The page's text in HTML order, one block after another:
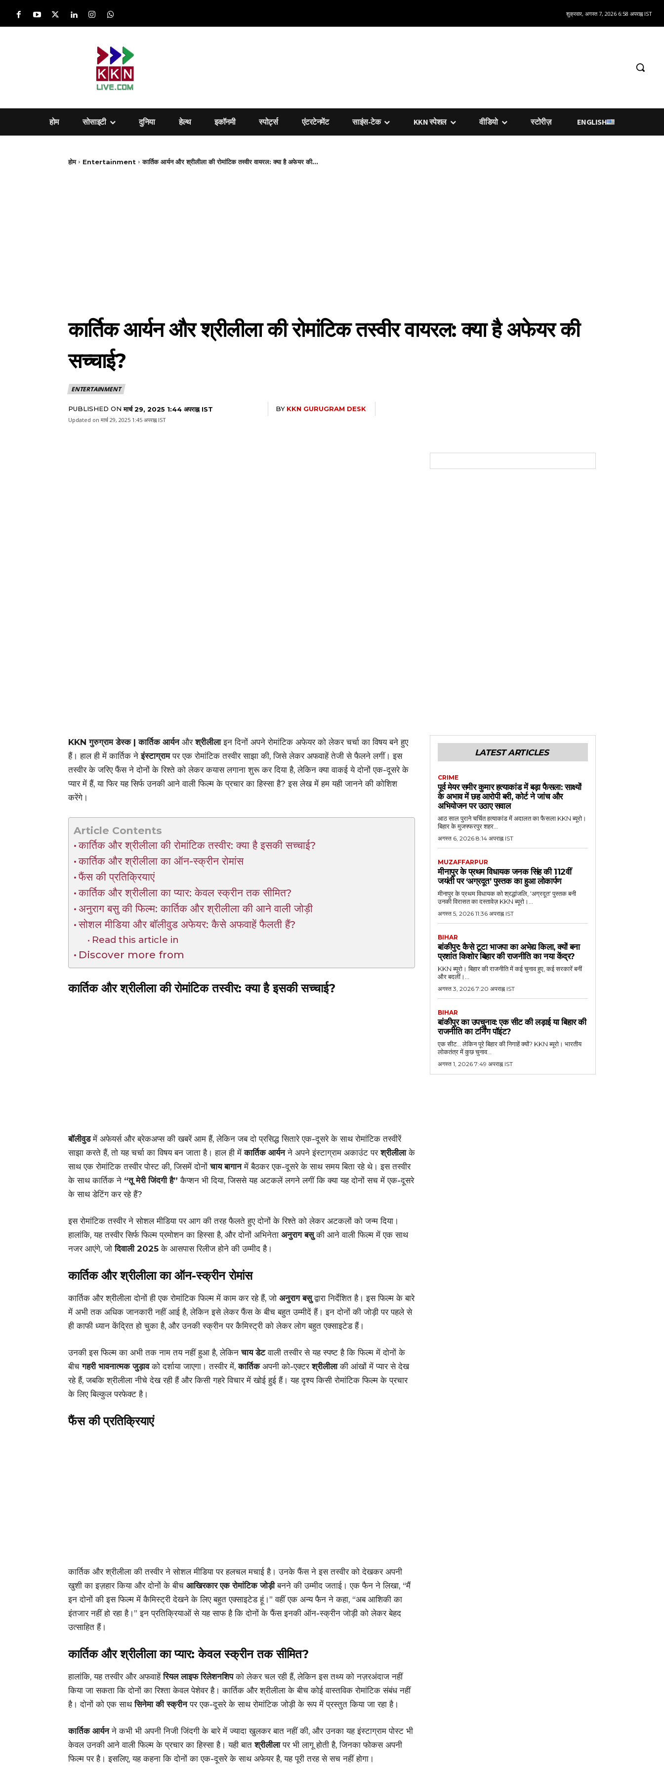
शुक्रवार, अगस्त 7, 2026 6:58 अपराह्न IST
होम सोसाइटी दुनिया हेल्‍थ इकॉनमी स्पोर्ट्स एंटरटेनमेंट साइंस-टेक KKN स्पेशल वीडियो स्टोरीज़ ENGLISH
होम Entertainment कार्तिक आर्यन और श्रीलीला की रोमांटिक तस्वीर वायरल: क्या है अफेयर की...
कार्तिक आर्यन और श्रीलीला की रोमांटिक तस्वीर वायरल: क्या है अफेयर की
सच्चाई?
ENTERTAINMENT
PUBLISHED ON मार्च 29, 2025 1:44 अपराह्न IST BY KKN GURUGRAM DESK
Updated on मार्च 29, 2025 1:45 अपराह्न IST
KKN गुरुग्राम डेस्क | कार्तिक आर्यनऔरश्रीलीलाइन दिनों अपने रोमांटिक अफेयर को लेकर चर्चा का विषय बने हुए
हैं। हाल ही में कार्तिक नेइंस्टाग्रामपर एक रोमांटिक तस्वीर साझा की, जिसे लेकर अफवाहें तेजी से फैलने लगीं। इस
तस्वीर के जरिए फैंस ने दोनों के रिश्ते को लेकर कयास लगाना शुरू कर दिया है, लेकिन क्या वाकई ये दोनों एक-दूसरे के
प्यार में हैं, या फिर यह सिर्फ उनकी आने वाली फिल्म के प्रचार का हिस्सा है? इस लेख में हम यही जानने की कोशिश
करेंगे।
Article Contents
कार्तिक और श्रीलीला की रोमांटिक तस्वीर: क्या है इसकी सच्चाई?
कार्तिक और श्रीलीला का ऑन-स्क्रीन रोमांस
फैंस की प्रतिक्रियाएं
कार्तिक और श्रीलीला का प्यार: केवल स्क्रीन तक सीमित?
अनुराग बसु की फिल्म: कार्तिक और श्रीलीला की आने वाली जोड़ी
सोशल मीडिया और बॉलीवुड अफेयर: कैसे अफवाहें फैलती हैं?
Read this article in
Discover more from
कार्तिक और श्रीलीला की रोमांटिक तस्वीर: क्या है इसकी सच्चाई?
बॉलीवुडमें अफेयर्स और ब्रेकअप्स की खबरें आम हैं, लेकिन जब दो प्रसिद्ध सितारे एक-दूसरे के साथ रोमांटिक तस्वीरें
साझा करते हैं, तो यह चर्चा का विषय बन जाता है। हाल ही मेंकार्तिक आर्यनने अपने इंस्टाग्राम अकाउंट परश्रीलीलाके
साथ एक रोमांटिक तस्वीर पोस्ट की, जिसमें दोनोंचाय बागानमें बैठकर एक-दूसरे के साथ समय बिता रहे थे। इस तस्वीर
के साथ कार्तिक ने “तू मेरी जिंदगी है” कैप्शन भी दिया, जिससे यह अटकलें लगने लगीं कि क्या यह दोनों सच में एक-दूसरे
के साथ डेटिंग कर रहे हैं?
इस रोमांटिक तस्वीर ने सोशल मीडिया पर आग की तरह फैलते हुए दोनों के रिश्ते को लेकर अटकलों को जन्म दिया।
हालांकि, यह तस्वीर सिर्फ फिल्म प्रमोशन का हिस्सा है, और दोनों अभिनेता अनुराग बसुकी आने वाली फिल्म में एक साथ
नजर आएंगे, जोदिवाली 2025 के आसपास रिलीज होने की उम्मीद है।
कार्तिक और श्रीलीला का ऑन-स्क्रीन रोमांस
कार्तिक और श्रीलीला दोनों ही एक रोमांटिक फिल्म में काम कर रहे हैं, जो अनुराग बसुद्वारा निर्देशित है। इस फिल्म के बारे
में अभी तक अधिक जानकारी नहीं आई है, लेकिन इसे लेकर फैंस के बीच बहुत उम्मीदें हैं। इन दोनों की जोड़ी पर पहले से
ही काफी ध्यान केंद्रित हो चुका है, और उनकी स्क्रीन पर कैमिस्ट्री को लेकर लोग बहुत एक्साइटेड हैं।
उनकी इस फिल्म का अभी तक नाम तय नहीं हुआ है, लेकिनचाय डेटवाली तस्वीर से यह स्पष्ट है कि फिल्म में दोनों के
बीचगहरी भावनात्मक जुड़ावको दर्शाया जाएगा। तस्वीर में,कार्तिकअपनी को-एक्टरश्रीलीलाकी आंखों में प्यार से देख
रहे हैं, जबकि श्रीलीला नीचे देख रही हैं और किसी गहरे विचार में खोई हुई हैं। यह दृश्य किसी रोमांटिक फिल्म के प्रचार
के लिए बिल्कुल परफेक्ट है।
फैंस की प्रतिक्रियाएं
कार्तिक और श्रीलीला की तस्वीर ने सोशल मीडिया पर हलचल मचाई है। उनके फैंस ने इस तस्वीर को देखकर अपनी
खुशी का इज़हार किया और दोनों के बीच आखिरकार एक रोमांटिक जोड़ीबनने की उम्मीद जताई। एक फैन ने लिखा, “मैं
इन दोनों की इस फिल्म में कैमिस्ट्री देखने के लिए बहुत एक्साइटेड हूं।” वहीं एक अन्य फैन ने कहा, “अब आशिकी का
इंतजार नहीं हो रहा है।” इन प्रतिक्रियाओं से यह साफ है कि दोनों के फैंस इनकी ऑन-स्क्रीन जोड़ी को लेकर बेहद
उत्साहित हैं।
कार्तिक और श्रीलीला का प्यार: केवल स्क्रीन तक सीमित?
हालांकि, यह तस्वीर और अफवाहेंरियल लाइफ रिलेशनशिपको लेकर चल रही हैं, लेकिन इस तथ्य को नज़रअंदाज नहीं
किया जा सकता कि दोनों का रिश्ता केवल पेशेवर है। कार्तिक और श्रीलीला के बीच कोई वास्तविक रोमांटिक संबंध नहीं
है। दोनों को एक साथसिनेमा की स्क्रीनपर एक-दूसरे के साथ रोमांटिक जोड़ी के रूप में प्रस्तुत किया जा रहा है।
कार्तिक आर्यनने कभी भी अपनी निजी जिंदगी के बारे में ज्यादा खुलकर बात नहीं की, और उनका यह इंस्टाग्राम पोस्ट भी
केवल उनकी आने वाली फिल्म के प्रचार का हिस्सा है। यही बातश्रीलीलापर भी लागू होती है, जिनका फोकस अपनी
फिल्म पर है। इसलिए, यह कहना कि दोनों का एक-दूसरे के साथ अफेयर है, यह पूरी तरह से सच नहीं होगा।
LATEST ARTICLES
CRIME
पूर्व मेयर समीर कुमार हत्याकांड में बड़ा फैसला: साक्ष्यों
के अभाव में छह आरोपी बरी, कोर्ट ने जांच और
अभियोजन पर उठाए सवाल
आठ साल पुराने चर्चित हत्याकांड में अदालत का फैसला KKN ब्यूरो।
बिहार के मुजफ्फरपुर शहर...
अगस्त 6, 2026 8:14 अपराह्न IST
MUZAFFARPUR
मीनापुर के प्रथम विधायक जनक सिंह की 112वीं
जयंती पर ‘अग्रदूत’ पुस्तक का हुआ लोकार्पण
मीनापुर के प्रथम विधायक को श्रद्धांजलि, 'अग्रदूत' पुस्तक बनी
उनकी विरासत का दस्तावेज़ KKN ब्यूरो।...
अगस्त 5, 2026 11:36 अपराह्न IST
BIHAR
बांकीपुर: कैसे टूटा भाजपा का अभेद्य किला, क्यों बना
प्रशांत किशोर बिहार की राजनीति का नया केंद्र?
KKN ब्यूरो। बिहार की राजनीति में कई चुनाव हुए, कई सरकारें बनीं
और बदलीं।...
अगस्त 3, 2026 7:20 अपराह्न IST
BIHAR
बांकीपुर का उपचुनाव: एक सीट की लड़ाई या बिहार की
राजनीति का टर्निंग पॉइंट?
एक सीट... लेकिन पूरे बिहार की निगाहें क्यों? KKN ब्यूरो। भारतीय
लोकतंत्र में कुछ चुनाव...
अगस्त 1, 2026 7:49 अपराह्न IST